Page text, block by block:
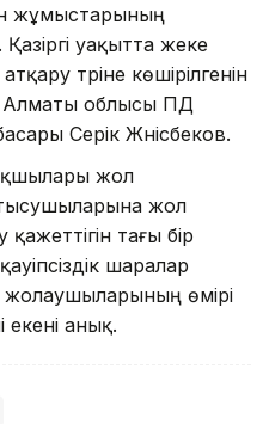
жұмыстарының
уақытта жеке
түріне көшірілгенін
Алматы облысы ПД
Серік Жүнісбеков.
жол
жол
қажеттігін тағы бір
шаралар
жолаушыларының өмірі
екені анық.